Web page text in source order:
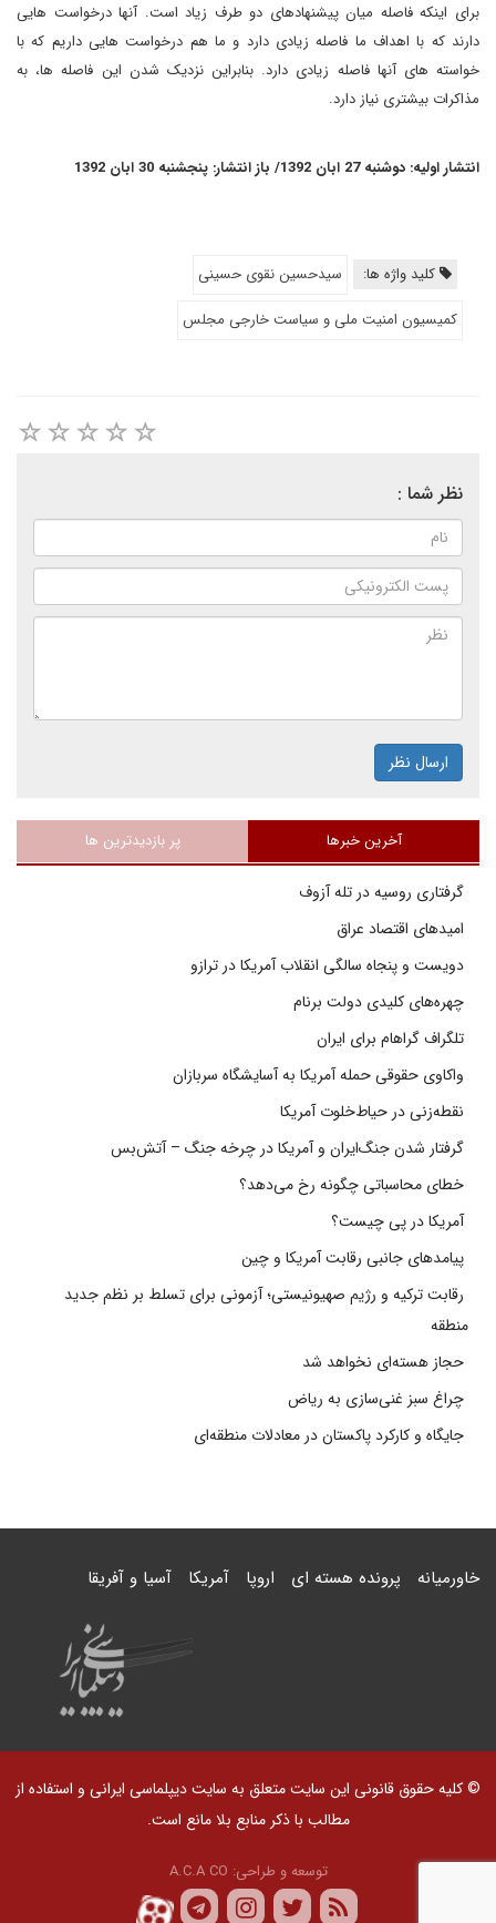
برای اینکه فاصله میان پیشنهادهای دو طرف زیاد است. آنها درخواست هایی
دارند که با اهداف ما فاصله زیادی دارد و ما هم درخواست هایی داریم که با
خواسته های آنها فاصله زیادی دارد. بنابراین نزدیک شدن این فاصله ها، به
مذاکرات بیشتری نیاز دارد.
انتشار اولیه: دوشنبه 27 ابان 1392/ باز انتشار: پنجشنبه 30 ابان 1392
کلید واژه ها:
سیدحسین نقوی حسینی
کمیسیون امنیت ملی و سیاست خارجی مجلس
نظر شما :
ارسال نظر
آخرین خبرها پر بازدیدترین ها
گرفتاری روسیه در تله آزوف
امیدهای اقتصاد عراق
دویست و پنجاه سالگی انقلاب آمریکا در ترازو
چهره‌های کلیدی دولت برنام
تلگراف گراهام برای ایران
واکاوی حقوقی حمله آمریکا به آسایشگاه سربازان
نقطه‌زنی در حیاط‌خلوت آمریکا
گرفتار شدن جنگ‌ایران و آمریکا در چرخه جنگ – آتش‌بس
خطای محاسباتی چگونه رخ می‌دهد؟
آمریکا در پی چیست؟
پیامدهای جانبی رقابت آمریکا و چین
رقابت ترکیه و رژیم صهیونیستی؛ آزمونی برای تسلط بر نظم جدید
منطقه
حجاز هسته‌ای نخواهد شد
چراغ سبز غنی‌سازی به ریاض
جایگاه و کارکرد پاکستان در معادلات منطقه‌ای
خاورمیانه پرونده هسته ای اروپا آمریکا آسیا و آفریقا
© کلیه حقوق قانونی این سایت متعلق به سایت دیپلماسی ایرانی و استفاده از
مطالب با ذکر منابع بلا مانع است.
توسعه و طراحی: A.C.A CO